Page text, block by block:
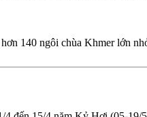
140 ngôi chùa Khmer lớn